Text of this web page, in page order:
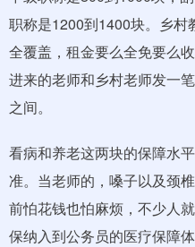
职称是1200到1400块。乡村
全覆盖，租金要么全免要么
进来的老师和乡村老师发一
之间。
看病和养老这两块的保障水
准。当老师的，嗓子以及颈
前怕花钱也怕麻烦，不少人
保纳入到公务员的医疗保障